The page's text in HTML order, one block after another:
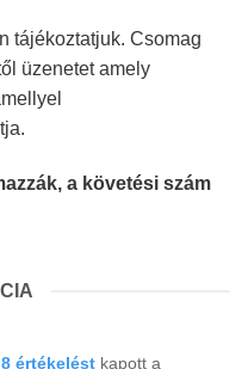
tájékoztatjuk. Csomag
üzenetet amely
a követési szám
értékelést kapott a